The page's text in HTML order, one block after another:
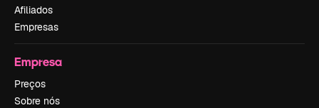
Afiliados
Empresas
Empresa
Preços
Sobre nós